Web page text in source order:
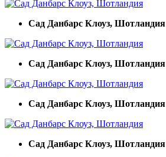
Сад Данбарс Клоуз, Шотландия
Сад Данбарс Клоуз, Шотландия
Сад Данбарс Клоуз, Шотландия
Сад Данбарс Клоуз, Шотландия